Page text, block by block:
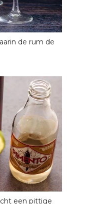
de rum de
een pittige